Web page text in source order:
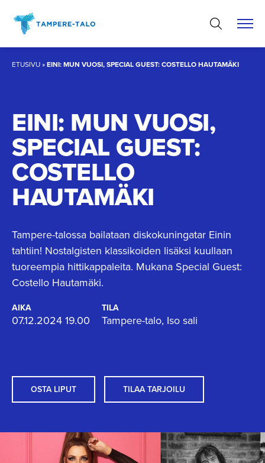
sisältöön
ETUSIVU»EINI: MUN VUOSI, SPECIAL GUEST: COSTELLO HAUTAMÄKI
EINI: MUN VUOSI,
SPECIAL GUEST:
COSTELLO
HAUTAMÄKI
Tampere-talossa bailataan diskokuningatar Einin
tahtiin! Nostalgisten klassikoiden lisäksi kuullaan
tuoreempia hittikappaleita. Mukana Special Guest:
Costello Hautamäki.
AIKA
07.12.2024 19.00
TILA
Tampere-talo, Iso sali
OSTA LIPUT TILAA TARJOILU